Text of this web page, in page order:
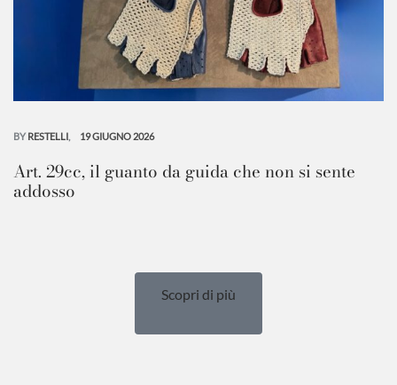
BY RESTELLI 19 GIUGNO 2026
Art. 29cc, il guanto da guida che non si sente
addosso
Scopri di più